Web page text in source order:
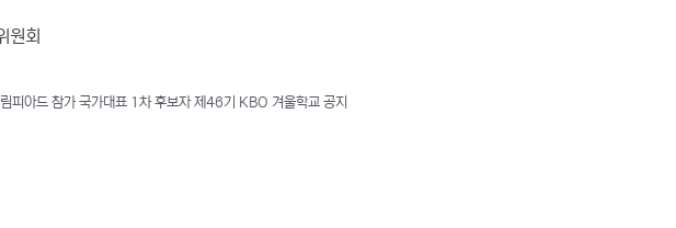
원회
아드 참가 국가대표 1차 후보자 제46기 KBO 겨울학교 공지